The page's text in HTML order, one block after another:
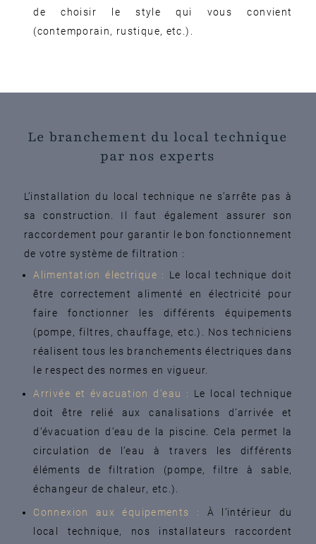
de choisir le style qui vous convient
(contemporain, rustique, etc.).
Le branchement du local technique
par nos experts
L’installation du local technique ne s’arrête pas à
sa construction. Il faut également assurer son
raccordement pour garantir le bon fonctionnement
de votre système de filtration :
Alimentation électrique :
Le local technique doit
être correctement alimenté en électricité pour
faire fonctionner les différents équipements
(pompe, filtres, chauffage, etc.). Nos techniciens
réalisent tous les branchements électriques dans
le respect des normes en vigueur.
Arrivée et évacuation d’eau :
Le local technique
doit être relié aux canalisations d’arrivée et
d’évacuation d’eau de la piscine. Cela permet la
circulation de l’eau à travers les différents
éléments de filtration (pompe, filtre à sable,
échangeur de chaleur, etc.).
Connexion aux équipements :
À l’intérieur du
local technique, nos installateurs raccordent